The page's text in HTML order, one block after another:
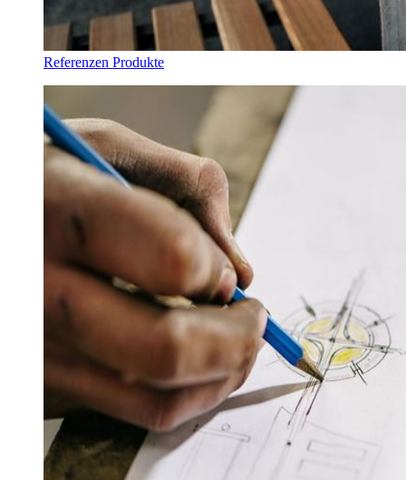
Referenzen Produkte